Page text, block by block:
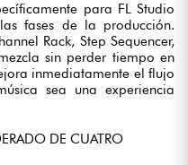
para FL Studio
fases de la producción.
Rack, Step Sequencer,
sin perder tiempo en
inmediatamente el flujo
sea una experiencia
DE CUATRO